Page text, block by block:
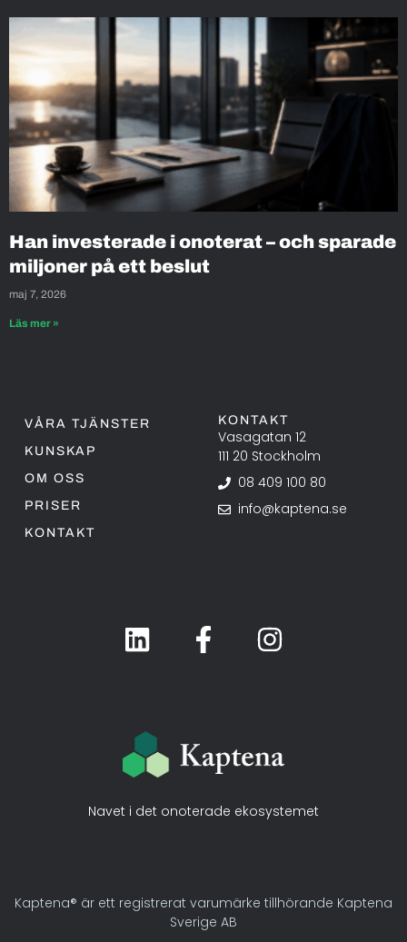
Han investerade i onoterat – och sparade
miljoner på ett beslut
maj 7, 2026
Läs mer »
Navet i det onoterade ekosystemet
VÅRA TJÄNSTER
KUNSKAP
OM OSS
PRISER
KONTAKT
KONTAKT
Vasagatan 12
111 20 Stockholm
08 409 100 80
info@kaptena.se
Kaptena® är ett registrerat varumärke tillhörande Kaptena
Sverige AB